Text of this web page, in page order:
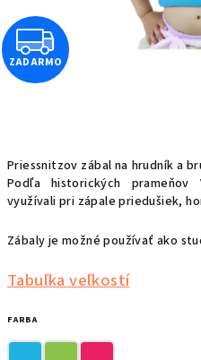
Priessnitzov zábal na hrudník a
Podľa historických prameňov
využívali pri zápale priedušiek,
Zábaly je možné používať ako
Tabuľka veľkostí
FARBA
Z
A
A
R
M
ZADARMO